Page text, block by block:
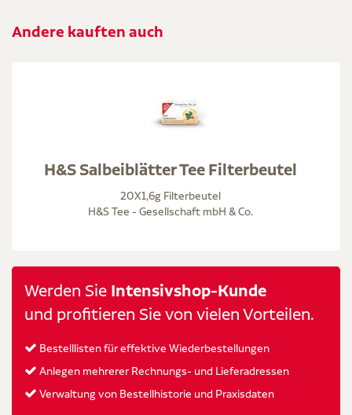
Andere kauften auch
H&S Salbeiblätter Tee Filterbeutel
20X1,6g Filterbeutel
H&S Tee - Gesellschaft mbH & Co.
Werden Sie Intensivshop-Kunde
und profitieren Sie von vielen Vorteilen.
Bestelllisten für effektive Wiederbestellungen
Anlegen mehrerer Rechnungs- und Lieferadressen
Verwaltung von Bestellhistorie und Praxisdaten